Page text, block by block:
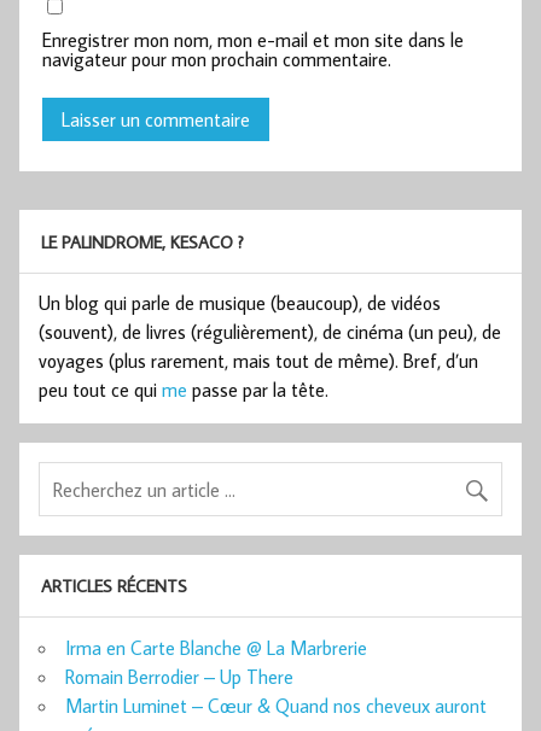
Enregistrer mon nom, mon e-mail et mon site dans le
navigateur pour mon prochain commentaire.
LE PALINDROME, KESACO ?
Un blog qui parle de musique (beaucoup), de vidéos
(souvent), de livres (régulièrement), de cinéma (un peu), de
voyages (plus rarement, mais tout de même). Bref, d’un
peu tout ce qui me passe par la tête.
ARTICLES RÉCENTS
Irma en Carte Blanche @ La Marbrerie
Romain Berrodier – Up There
Martin Luminet – Cœur & Quand nos cheveux auront